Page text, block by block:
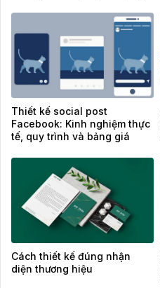
Thiết kế social post
Facebook: Kinh nghiệm thực
tế, quy trình và bảng giá
Cách thiết kế đúng nhận
diện thương hiệu